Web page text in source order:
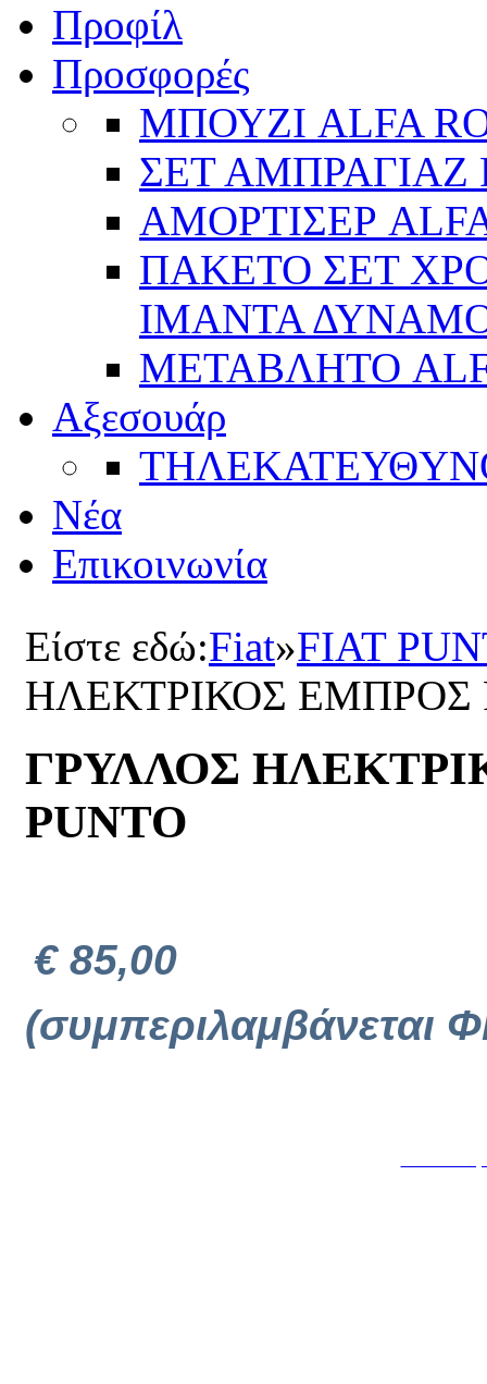
Προφίλ
Προσφορές
ΜΠΟΥΖΙ ALFA
ΣΕΤ ΑΜΠΡΑΓΙΑΖ
ΑΜΟΡΤΙΣΕΡ
ΠΑΚΕΤΟ ΣΕΤ
ΙΜΑΝΤΑ ΔΥΝΑΜΟ
ΜΕΤΑΒΛΗΤΟ
Αξεσουάρ
Νέα
Επικοινωνία
Είστε εδώ:Fiat»FIAT
ΗΛΕΚΤΡΙΚΟΣ ΕΜΠΡΟΣ
ΓΡΥΛΛΟΣ
PUNTO
€ 85,00
(συμπεριλαμβάνεται